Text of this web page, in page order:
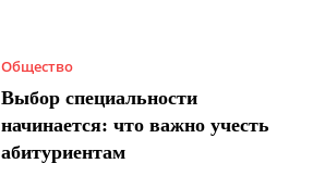
Общество
Выбор специальности
начинается: что важно учесть
абитуриентам